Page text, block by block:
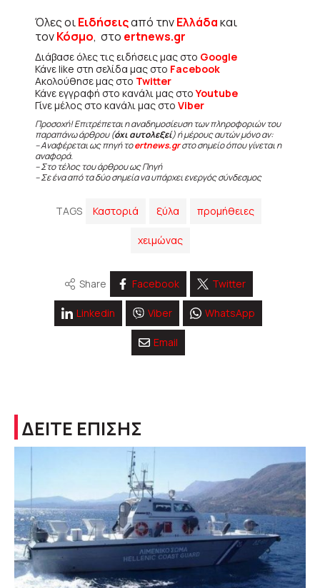
Όλες οιΕιδήσειςαπό τηνΕλλάδακαι
τονΚόσμο, στο ertnews.gr
Διάβασε όλες τις ειδήσεις μας στο Google
Κάνε like στη σελίδα μας στο Facebook
Ακολούθησε μας στο Twitter
Κάνε εγγραφή στο κανάλι μας στοYoutube
Γίνε μέλος στο κανάλι μας στο Viber
Προσοχή! Επιτρέπεται η αναδημοσίευση των πληροφοριών του
παραπάνω άρθρου (όχι αυτολεξεί) ή μέρους αυτών μόνο αν:
– Αναφέρεται ως πηγή τοertnews.grστο σημείο όπου γίνεται η
αναφορά.
– Στο τέλος του άρθρου ως Πηγή
– Σε ένα από τα δύο σημεία να υπάρχει ενεργός σύνδεσμος
TAGS Καστοριά ξύλα προμήθειες
χειμώνας
Share Facebook Twitter
Linkedin Viber WhatsApp
Email
ΔΕΙΤΕ ΕΠΙΣΗΣ